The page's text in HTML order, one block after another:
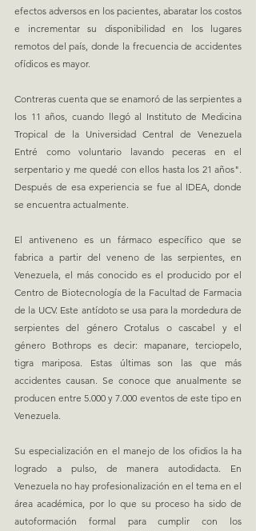
efectos adversos en los pacientes, abaratar los costos
e incrementar su disponibilidad en los lugares
remotos del país, donde la frecuencia de accidentes
ofídicos es mayor.
Contreras cuenta que se enamoró de las serpientes a
los 11 años, cuando llegó al Instituto de Medicina
Tropical de la Universidad Central de Venezuela
Entré como voluntario lavando peceras en el
serpentario y me quedé con ellos hasta los 21 años".
Después de esa experiencia se fue al IDEA, donde
se encuentra actualmente.
El antiveneno es un fármaco específico que se
fabrica a partir del veneno de las serpientes, en
Venezuela, el más conocido es el producido por el
Centro de Biotecnología de la Facultad de Farmacia
de la UCV. Este antídoto se usa para la mordedura de
serpientes del género Crotalus o cascabel y el
género Bothrops es decir: mapanare, terciopelo,
tigra mariposa. Estas últimas son las que más
accidentes causan. Se conoce que anualmente se
producen entre 5.000 y 7.000 eventos de este tipo en
Venezuela.
Su especialización en el manejo de los ofidios la ha
logrado a pulso, de manera autodidacta. En
Venezuela no hay profesionalización en el tema en el
área académica, por lo que su proceso ha sido de
autoformación formal para cumplir con los